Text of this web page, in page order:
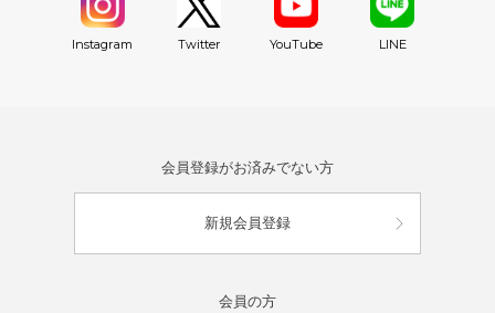
Instagram Twitter YouTube LINE
会員登録がお済みでない方
新規会員登録
会員の方